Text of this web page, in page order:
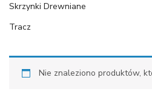
Skrzynki Drewniane
Tracz
Nie znaleziono produktów,